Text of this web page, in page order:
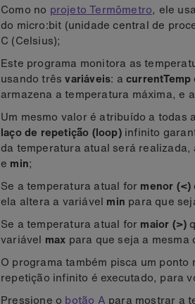
Como no projeto Termômetro, ele
do micro:bit (unidade central de
C (Celsius);
Este programa monitora as
usando trêsvariáveis: acurrentTemp
armazena a temperatura máxima, e a
Um mesmo valor é atribuído a todas
laço de repetição (loop)infinito
da temperatura atual será
e min;
Se a temperatura atual for menor (<)
ela altera a variável min para que
Se a temperatura atual for maior (>)
variável max para que seja a
O programa também pisca um ponto
repetição infinito é executado, para
Pressione o botão A para mostrar a